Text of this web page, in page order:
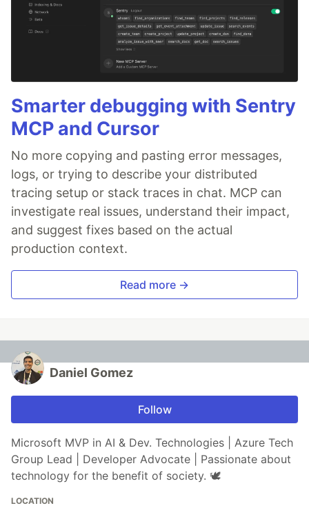
Smarter debugging with Sentry
MCP and Cursor
No more copying and pasting error messages,
logs, or trying to describe your distributed
tracing setup or stack traces in chat. MCP can
investigate real issues, understand their impact,
and suggest fixes based on the actual
production context.
Read more →
Daniel Gomez
Follow
Microsoft MVP in AI & Dev. Technologies | Azure Tech
Group Lead | Developer Advocate | Passionate about
technology for the benefit of society. 🕊️
LOCATION